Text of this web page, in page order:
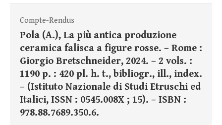
Compte-Rendus
Pola (A.), La più antica produzione
ceramica falisca a figure rosse. – Rome :
Giorgio Bretschneider, 2024. – 2 vols. :
1190 p. : 420 pl. h. t., bibliogr., ill., index.
– (Istituto Nazionale di Studi Etruschi ed
Italici, ISSN : 0545.008X ; 15). – ISBN :
978.88.7689.350.6.